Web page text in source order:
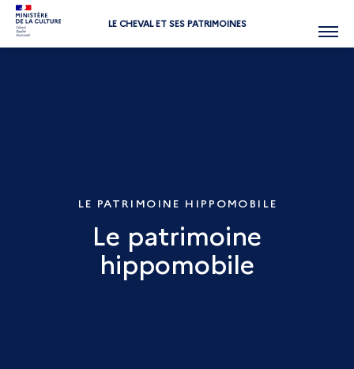
LE CHEVAL ET SES PATRIMOINES Menu
LE PATRIMOINE HIPPOMOBILE
Le patrimoine
hippomobile